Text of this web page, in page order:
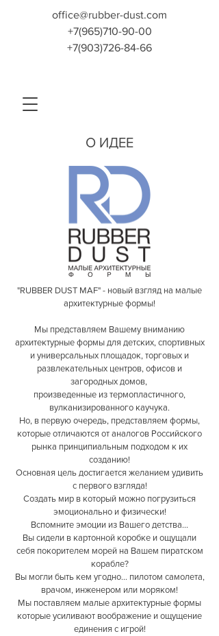
office@rubber-dust.com
+7(965)710-90-00
+7(903)726-84-66
О ИДЕЕ
"RUBBER DUST MAF" - новый взгляд на малые
архитектурные формы!
Мы представляем Вашему вниманию
архитектурные формы для детских, спортивных
и универсальных площадок, торговых и
развлекательных центров, офисов и
загородных домов,
произведенные из термопластичного,
вулканизированного каучука.
Но, в первую очередь, представляем формы,
которые отличаются от аналогов Российского
рынка принципиальным подходом к их
созданию!
Основная цель достигается желанием удивить
с первого взгляда!
Создать мир в который можно погрузиться
эмоционально и физически!
Вспомните эмоции из Вашего детства...
Вы сидели в картонной коробке и ощущали
себя покорителем морей на Вашем пиратском
корабле?
Вы могли быть кем угодно... пилотом самолета,
врачом, инженером или моряком!
Мы поставляем малые архитектурные формы
которые усиливают воображение и ощущение
единения с игрой!